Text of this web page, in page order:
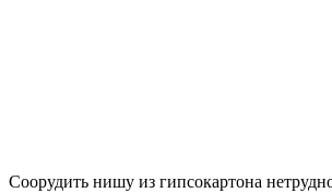
Соорудить нишу из гипсокартона